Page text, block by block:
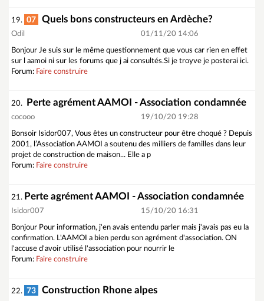
19. 07 Quels bons constructeurs en Ardèche?
Odil 01/11/20 14:06
Bonjour Je suis sur le même questionnement que vous car rien en effet
sur l aamoi ni sur les forums que j ai consultés.Si je troyve je posterai ici.
Forum: Faire construire
20. Perte agrément AAMOI - Association condamnée
cocooo 19/10/20 19:28
Bonsoir Isidor007, Vous êtes un constructeur pour être choqué ? Depuis
2001, l’Association AAMOI a soutenu des milliers de familles dans leur
projet de construction de maison... Elle a p
Forum: Faire construire
21. Perte agrément AAMOI - Association condamnée
Isidor007 15/10/20 16:31
Bonjour Pour information, j'en avais entendu parler mais j'avais pas eu la
confirmation. L'AAMOI a bien perdu son agrément d'association. ON
l'accuse d'avoir utilisé l'association pour nourrir le
Forum: Faire construire
22. 73 Construction Rhone alpes